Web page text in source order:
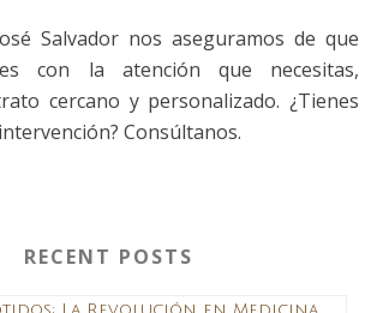
Salvador nos aseguramos de que
con la atención que necesitas,
cercano y personalizado. ¿Tienes
Consúltanos.
RECENT POSTS